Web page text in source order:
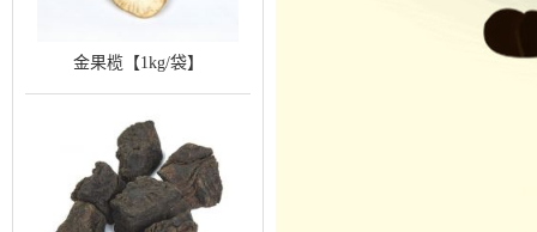
金果榄【1kg/袋】